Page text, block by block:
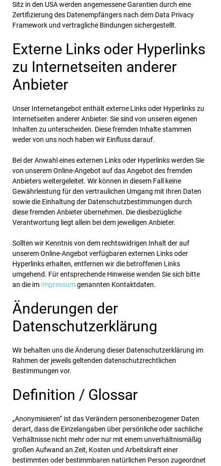
Sitz in den USA werden angemessene Garantien durch eine
Zertifizierung des Datenempfängers nach dem Data Privacy
Framework und vertragliche Bindungen sichergestellt.
Externe Links oder Hyperlinks
zu Internetseiten anderer
Anbieter
Unser Internetangebot enthält externe Links oder Hyperlinks zu
Internetseiten anderer Anbieter. Sie sind von unseren eigenen
Inhalten zu unterscheiden. Diese fremden Inhalte stammen
weder von uns noch haben wir Einfluss darauf.
Bei der Anwahl eines externen Links oder Hyperlinks werden Sie
von unserem Online-Angebot auf das Angebot des fremden
Anbieters weitergeleitet. Wir können in diesem Fall keine
Gewährleistung für den vertraulichen Umgang mit Ihren Daten
sowie die Einhaltung der Datenschutzbestimmungen durch
diese fremden Anbieter übernehmen. Die diesbezügliche
Verantwortung liegt allein bei dem jeweiligen Anbieter.
Sollten wir Kenntnis von dem rechtswidrigen Inhalt der auf
unserem Online-Angebot verfügbaren externen Links oder
Hyperlinks erhalten, entfernen wir die betroffenen Links
umgehend. Für entsprechende Hinweise wenden Sie sich bitte
an die im Impressumgenannten Kontaktdaten.
Änderungen der
Datenschutzerklärung
Wir behalten uns die Änderung dieser Datenschutzerklärung im
Rahmen der jeweils geltenden datenschutzrechtlichen
Bestimmungen vor.
Definition / Glossar
„Anonymisieren“ ist das Verändern personenbezogener Daten
derart, dass die Einzelangaben über persönliche oder sachliche
Verhältnisse nicht mehr oder nur mit einem unverhältnismäßig
großen Aufwand an Zeit, Kosten und Arbeitskraft einer
bestimmten oder bestimmbaren natürlichen Person zugeordnet